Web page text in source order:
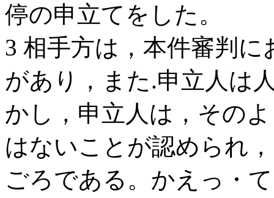
停の申立てをした。
3 相手方は，本件審判
があり，また.申立人は
かし，申立人は，その
はないことが認められ
ごろである。かえっ・